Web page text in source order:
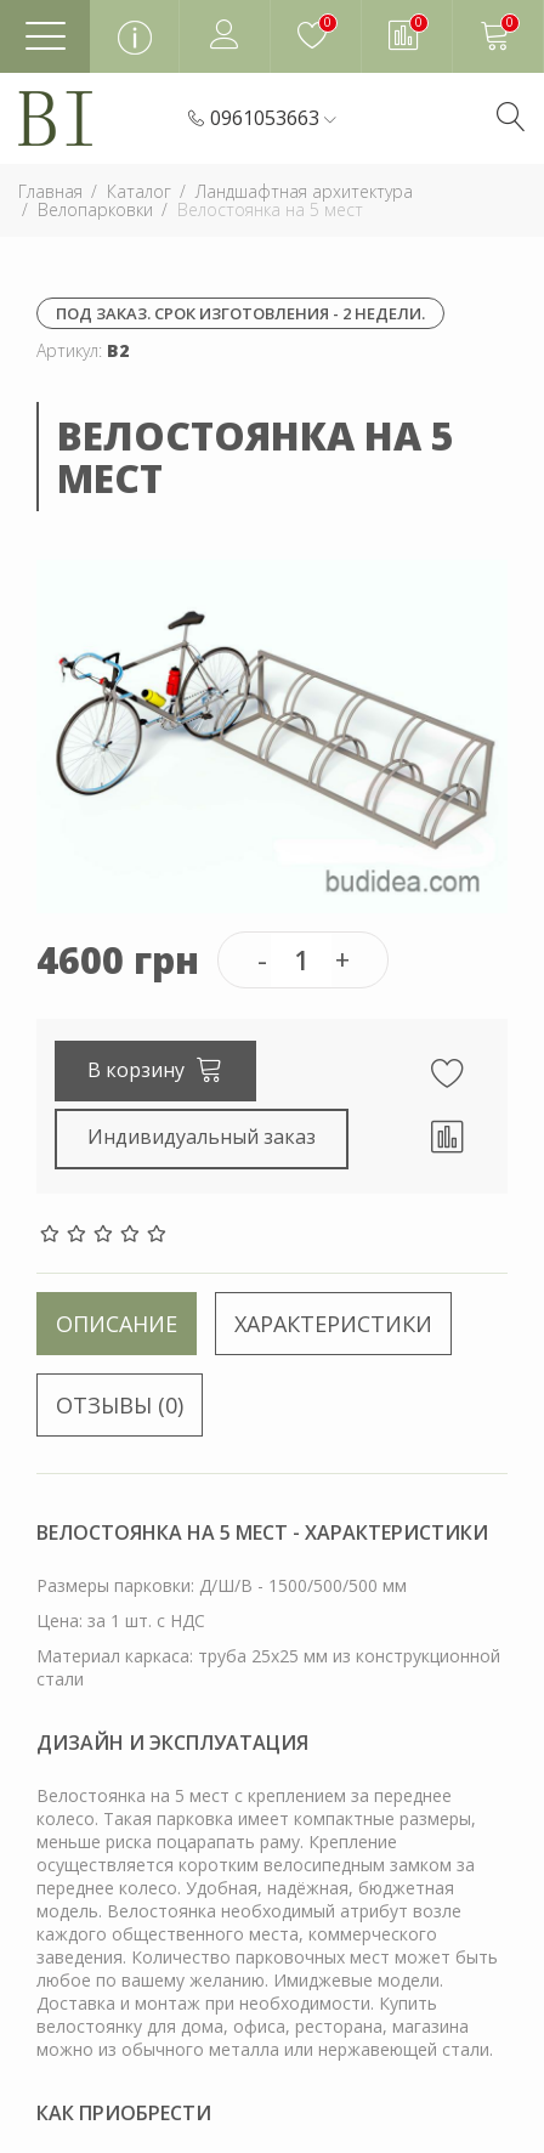
0 0 0
0961053663
Главная Каталог Ландшафтная архитектура
Велопарковки Велостоянка на 5 мест
ПОД ЗАКАЗ. СРОК ИЗГОТОВЛЕНИЯ - 2 НЕДЕЛИ.
Артикул: В2
ВЕЛОСТОЯНКА НА 5
МЕСТ
4600 грн
В корзину
Индивидуальный заказ
ОПИСАНИЕ ХАРАКТЕРИСТИКИ
ОТЗЫВЫ (0)
ВЕЛОСТОЯНКА НА 5 МЕСТ - ХАРАКТЕРИСТИКИ
Размеры парковки: Д/Ш/В - 1500/500/500 мм
Цена: за 1 шт. с НДС
Материал каркаса: труба 25х25 мм из конструкционной
стали
ДИЗАЙН И ЭКСПЛУАТАЦИЯ
Велостоянка на 5 мест с креплением за переднее
колесо. Такая парковка имеет компактные размеры,
меньше риска поцарапать раму. Крепление
осуществляется коротким велосипедным замком за
переднее колесо. Удобная, надёжная, бюджетная
модель. Велостоянка необходимый атрибут возле
каждого общественного места, коммерческого
заведения. Количество парковочных мест может быть
любое по вашему желанию. Имиджевые модели.
Доставка и монтаж при необходимости. Купить
велостоянку для дома, офиса, ресторана, магазина
можно из обычного металла или нержавеющей стали.
КАК ПРИОБРЕСТИ